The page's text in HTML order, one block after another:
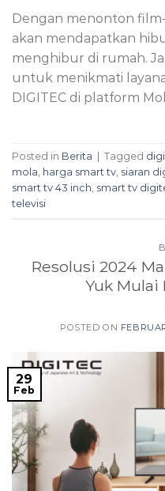
Dengan menonton
akan mendapatkan
menghibur di rumah.
untuk menikmati
DIGITEC di platform
Posted in Berita Tagged
mola, harga smart tv, siaran
smart tv 43 inch, smart tv
televisi
Resolusi 2024
Yuk Mulai
POSTED ON
29
Feb